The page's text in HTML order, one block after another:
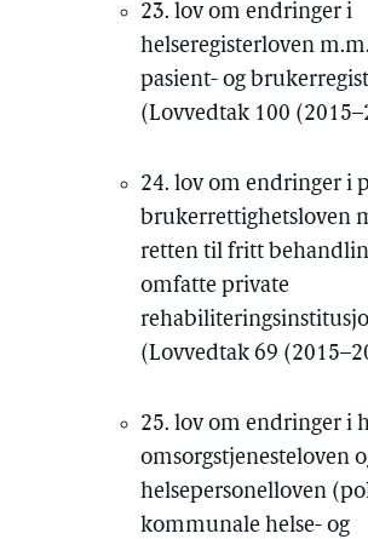
23. lov om endringer i
helseregisterloven
pasient- og
(Lovvedtak 100
24. lov om endringer i
brukerrettighetsloven
retten til fritt
omfatte private
(Lovvedtak 69
25. lov om endringer i
omsorgstjenesteloven
helsepersonelloven
kommunale helse- og